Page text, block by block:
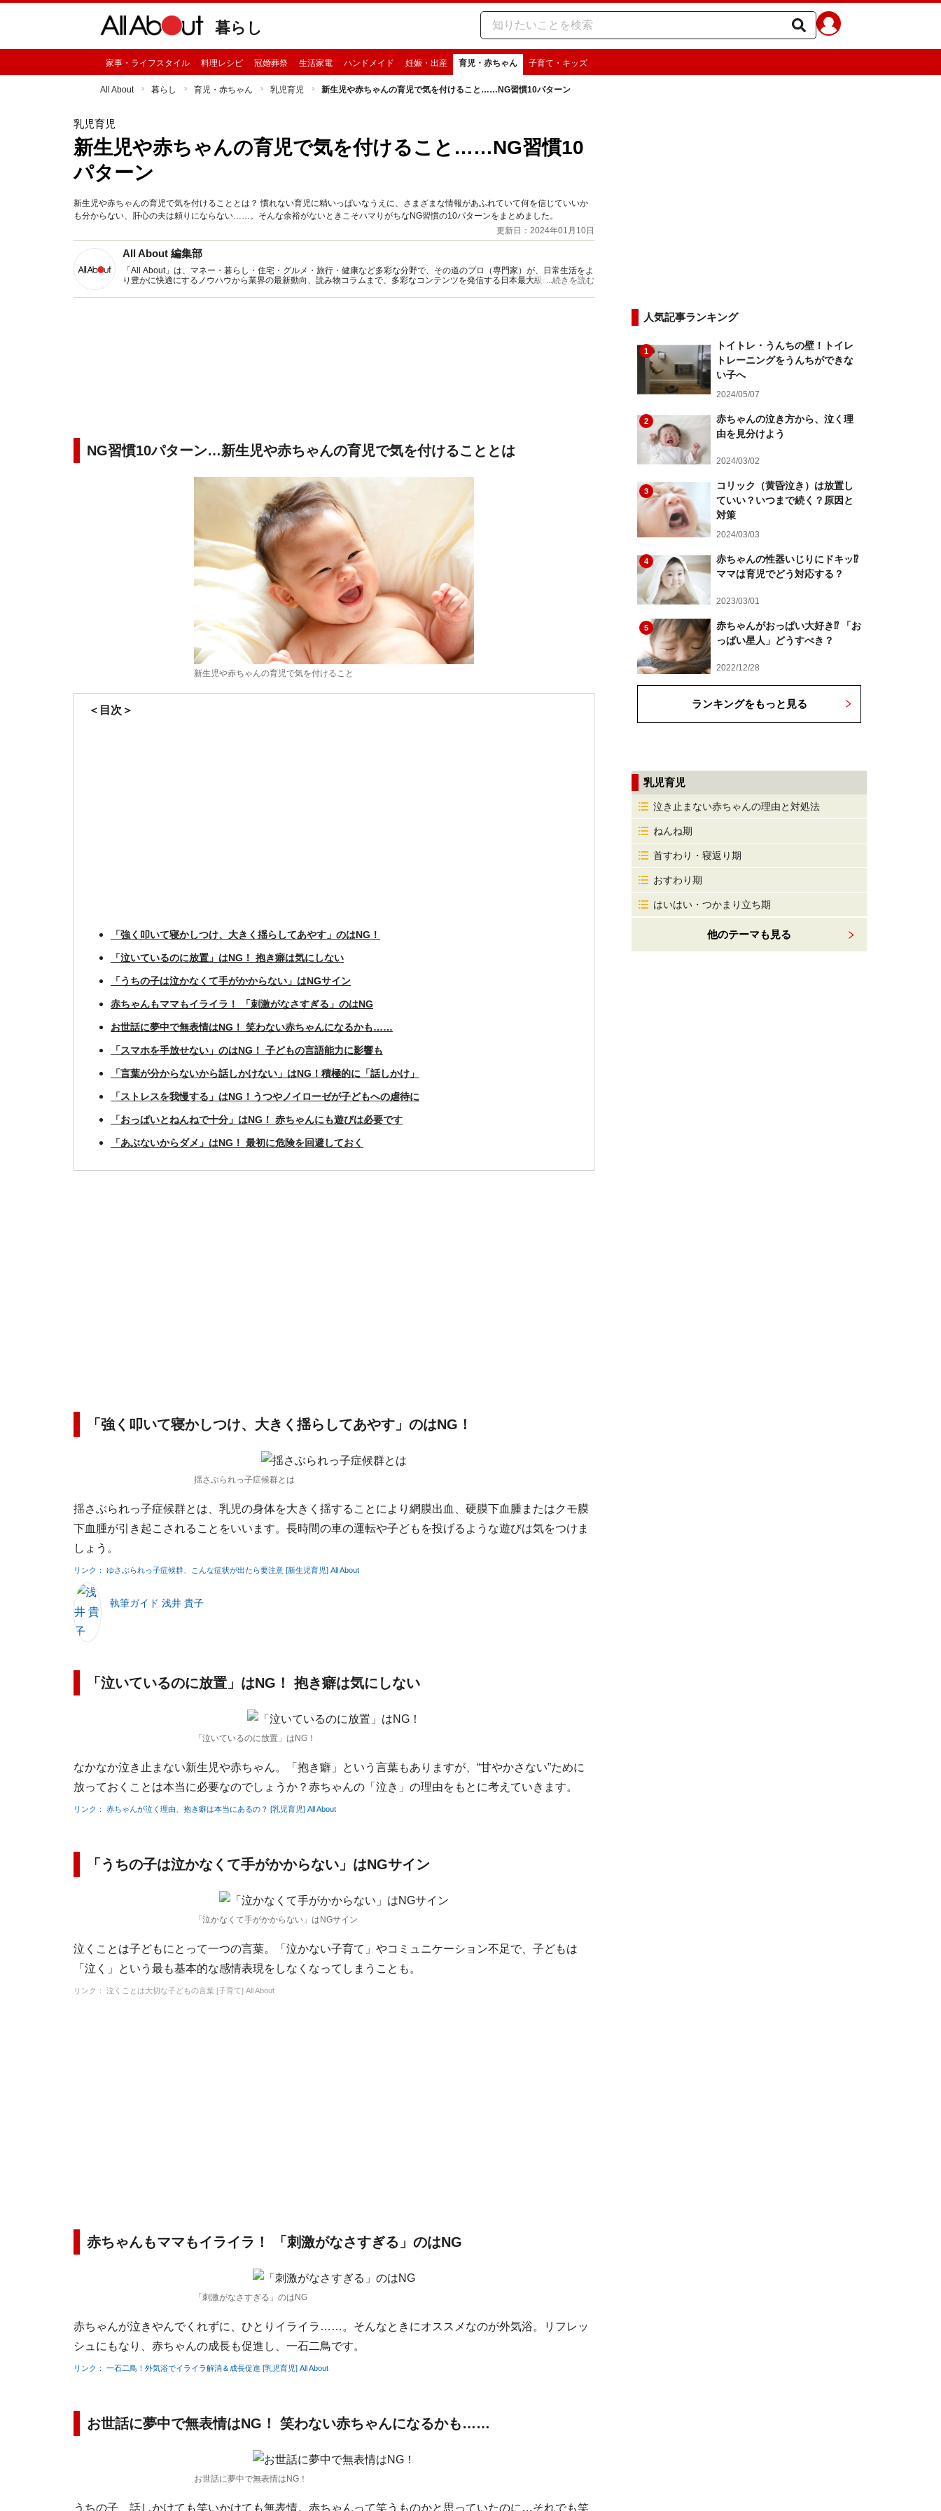
暮らし
家事・ライフスタイル 料理レシピ 冠婚葬祭 生活家電 ハンドメイド 妊娠・出産 育児・赤ちゃん 子育て・キッズ
All About 暮らし 育児・赤ちゃん 乳児育児 新生児や赤ちゃんの育児で気を付けること……NG習慣10パターン
乳児育児
新生児や赤ちゃんの育児で気を付けること……NG習慣10
パターン
新生児や赤ちゃんの育児で気を付けることとは？ 慣れない育児に精いっぱいなうえに、さまざまな情報があふれていて何を信じていいか
も分からない、肝心の夫は頼りにならない……。そんな余裕がないときこそハマりがちなNG習慣の10パターンをまとめました。
更新日：2024年01月10日
All About 編集部
「All About」は、マネー・暮らし・住宅・グルメ・旅行・健康など多彩な分野で、その道のプロ（専門家）が、日常生活をよ
り豊かに快適にするノウハウから業界の最新動向、読み物コラムまで、多彩なコンテンツを発信する日本最大級の総合情報サ
...続きを読む
NG習慣10パターン…新生児や赤ちゃんの育児で気を付けることとは
新生児や赤ちゃんの育児で気を付けること
＜目次＞
「強く叩いて寝かしつけ、大きく揺らしてあやす」のはNG！
「泣いているのに放置」はNG！ 抱き癖は気にしない
「うちの子は泣かなくて手がかからない」はNGサイン
赤ちゃんもママもイライラ！ 「刺激がなさすぎる」のはNG
お世話に夢中で無表情はNG！ 笑わない赤ちゃんになるかも……
「スマホを手放せない」のはNG！ 子どもの言語能力に影響も
「言葉が分からないから話しかけない」はNG！積極的に「話しかけ」
「ストレスを我慢する」はNG！うつやノイローゼが子どもへの虐待に
「おっぱいとねんねで十分」はNG！ 赤ちゃんにも遊びは必要です
「あぶないからダメ」はNG！ 最初に危険を回避しておく
「強く叩いて寝かしつけ、大きく揺らしてあやす」のはNG！
揺さぶられっ子症候群とは
揺さぶられっ子症候群とは、乳児の身体を大きく揺することにより網膜出血、硬膜下血腫またはクモ膜
下血腫が引き起こされることをいいます。長時間の車の運転や子どもを投げるような遊びは気をつけま
しょう。
リンク： ゆさぶられっ子症候群、こんな症状が出たら要注意 [新生児育児] All About
執筆ガイド 浅井 貴子
「泣いているのに放置」はNG！ 抱き癖は気にしない
「泣いているのに放置」はNG！
なかなか泣き止まない新生児や赤ちゃん。「抱き癖」という言葉もありますが、“甘やかさない”ために
放っておくことは本当に必要なのでしょうか？赤ちゃんの「泣き」の理由をもとに考えていきます。
リンク： 赤ちゃんが泣く理由、抱き癖は本当にあるの？ [乳児育児] All About
「うちの子は泣かなくて手がかからない」はNGサイン
「泣かなくて手がかからない」はNGサイン
泣くことは子どもにとって一つの言葉。「泣かない子育て」やコミュニケーション不足で、子どもは
「泣く」という最も基本的な感情表現をしなくなってしまうことも。
リンク： 泣くことは大切な子どもの言葉 [子育て] All About
赤ちゃんもママもイライラ！ 「刺激がなさすぎる」のはNG
「刺激がなさすぎる」のはNG
赤ちゃんが泣きやんでくれずに、ひとりイライラ……。そんなときにオススメなのが外気浴。リフレッ
シュにもなり、赤ちゃんの成長も促進し、一石二鳥です。
リンク： 一石二鳥！外気浴でイライラ解消＆成長促進 [乳児育児] All About
お世話に夢中で無表情はNG！ 笑わない赤ちゃんになるかも……
お世話に夢中で無表情はNG！
うちの子、話しかけても笑いかけても無表情。赤ちゃんって笑うものかと思っていたのに…それでも笑
人気記事ランキング
1
トイトレ・うんちの壁！トイレ
トレーニングをうんちができな
い子へ
2024/05/07
2
赤ちゃんの泣き方から、泣く理
由を見分けよう
2024/03/02
3
コリック（黄昏泣き）は放置し
ていい？いつまで続く？原因と
対策
2024/03/03
4
赤ちゃんの性器いじりにドキッ⁉︎
ママは育児でどう対応する？
2023/03/01
5
赤ちゃんがおっぱい大好き⁉︎ 「お
っぱい星人」どうすべき？
2022/12/28
ランキングをもっと見る
乳児育児
泣き止まない赤ちゃんの理由と対処法
ねんね期
首すわり・寝返り期
おすわり期
はいはい・つかまり立ち期
他のテーマも見る